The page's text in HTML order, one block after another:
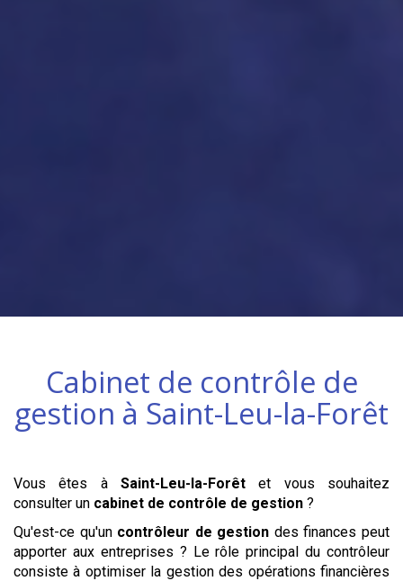
Cabinet de contrôle de
gestion à Saint-Leu-la-Forêt
Vous êtes à Saint-Leu-la-Forêt et vous souhaitez
consulter un cabinet de contrôle de gestion ?
Qu'est-ce qu'un contrôleur de gestion des finances peut
apporter aux entreprises ? Le rôle principal du contrôleur
consiste à optimiser la gestion des opérations financières